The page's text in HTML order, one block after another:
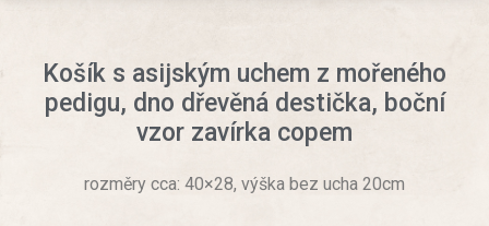
Košík s asijským uchem z mořeného
pedigu, dno dřevěná destička, boční
vzor zavírka copem
rozměry cca: 40×28, výška bez ucha 20cm